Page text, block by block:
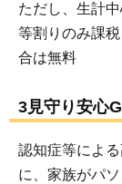
ただし、生計
等割りのみ課
合は無料
3見守り安心
認知症等によ
に、家族がパ